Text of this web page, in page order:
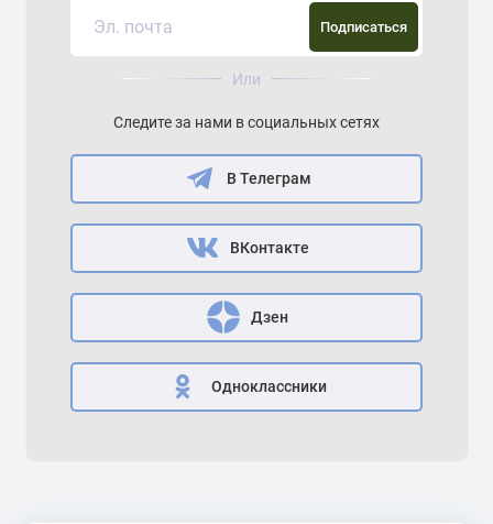
Подписаться
Или
Следите за нами в социальных сетях
В Телеграм
ВКонтакте
Дзен
Одноклассники